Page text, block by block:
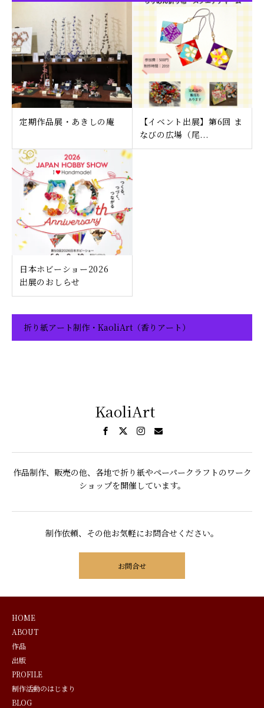
定期作品展・あきしの庵
【イベント出展】第6回 ま
なびの広場（尾...
日本ホビーショー2026
出展のおしらせ
折り紙アート制作・KaoliArt（香りアート）
KaoliArt
作品制作、販売の他、各地で折り紙やペーパークラフトのワーク
ショップを開催しています。
制作依頼、その他お気軽にお問合せください。
お問合せ
HOME
ABOUT
作品
出版
PROFILE
制作活動のはじまり
BLOG